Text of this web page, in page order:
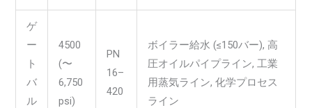
ゲ
ー
ト
バ
ル
4500
(〜
6,750
psi)
PN
16–
420
ボイラー給水 (≤150バー), 高
圧オイルパイプライン, 工業
用蒸気ライン, 化学プロセス
ライン